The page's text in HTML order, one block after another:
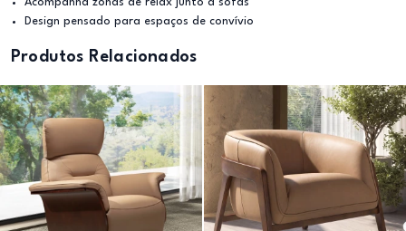
Design pensado para espaços de convívio
Produtos Relacionados